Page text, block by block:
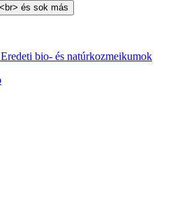
Eredeti bio- és natúrkozmeikumok